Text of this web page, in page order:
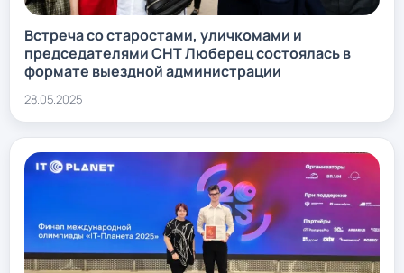
Встреча со старостами, уличкомами и
председателями СНТ Люберец состоялась в
формате выездной администрации
28.05.2025